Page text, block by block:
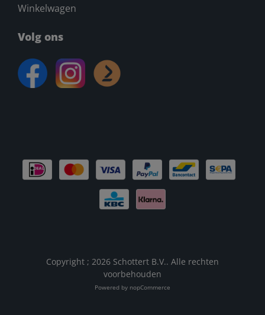
Winkelwagen
Volg ons
Copyright ; 2026 Schottert B.V.. Alle rechten
voorbehouden
Powered by nopCommerce